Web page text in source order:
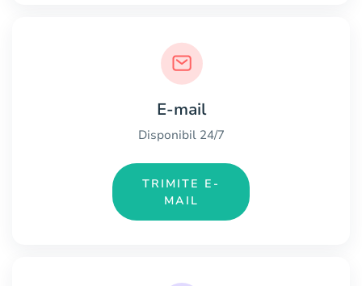
E-mail
Disponibil 24/7
TRIMITE E-
MAIL